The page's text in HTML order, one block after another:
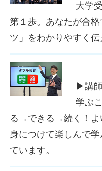
大学
第１歩。あなたが合
ツ」をわかりやすく伝
▶講
学ぶ
る→できる→続く！よ
身につけて楽しんで
ています。